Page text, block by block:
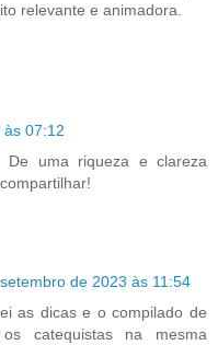
relevante e animadora.
07:12
De uma riqueza e clareza
de 2023 às 11:54
as dicas e o compilado de
catequistas na mesma